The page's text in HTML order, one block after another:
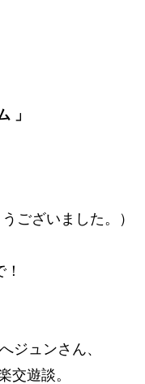
」
ございました。）
ジュンさん、
交遊談。